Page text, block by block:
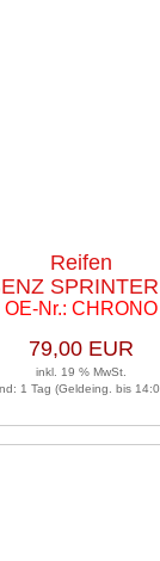
Reifen
2.3 D 4X4
OE-Nr.: CHRONO
79,00 EUR
inkl. 19 % MwSt.
1 Tag (Geldeing. bis